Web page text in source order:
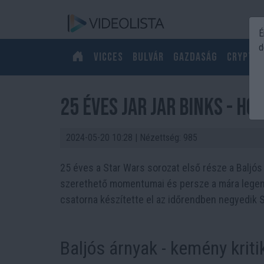
Vicces Bulvár Gazdaság Crypto
25 éves Jar Jar Binks -
2024-05-20 10:28 | Nézettség: 985
25 éves a Star Wars sorozat első része a
szerethető momentumai és persze a mára
csatorna készítette el az időrendben negyedik
Baljós árnyak - kemény